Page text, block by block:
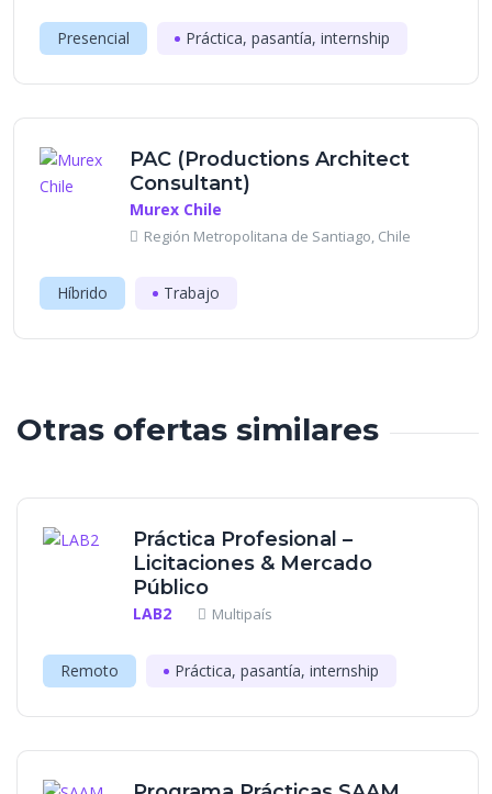
Presencial Práctica, pasantía, internship
PAC (Productions Architect
Consultant)
Murex Chile
Región Metropolitana de Santiago, Chile
Híbrido Trabajo
Otras ofertas similares
Práctica Profesional –
Licitaciones & Mercado
Público
LAB2 Multipaís
Remoto Práctica, pasantía, internship